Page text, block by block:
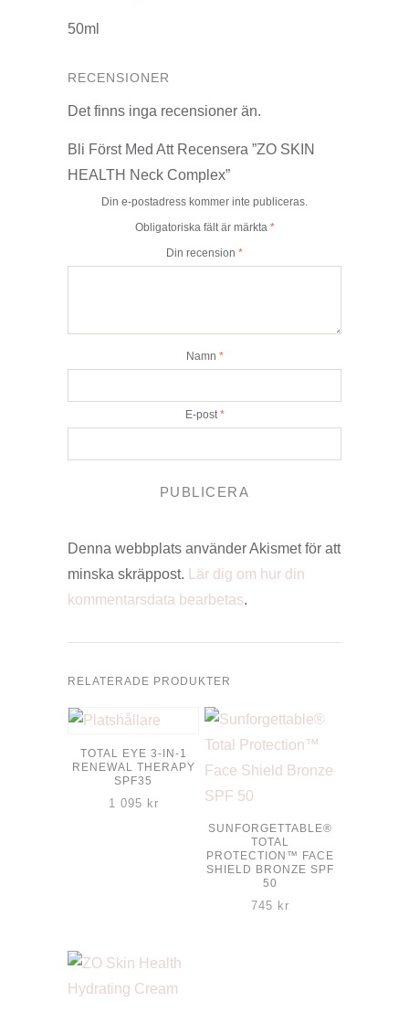
50ml
RECENSIONER
Det finns inga recensioner än.
Bli Först Med Att Recensera ”ZO SKIN
HEALTH Neck Complex”
Din e-postadress kommer inte publiceras.
Obligatoriska fält är märkta *
Din recension *
Namn *
E-post*
Denna webbplats använder Akismet för att
minska skräppost. Lär dig om hur din
kommentarsdata bearbetas.
RELATERADE PRODUKTER
TOTAL EYE 3-IN-1
RENEWAL THERAPY
SPF35
1 095 kr
varianter.
De
SUNFORGETTABLE®
TOTAL
PROTECTION™ FACE
SHIELD BRONZE SPF
50
745 kr